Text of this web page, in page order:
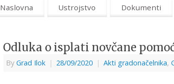
Naslovna Ustrojstvo Dokumenti
Odluka o isplati novčane
By Grad Ilok | 28/09/2020 | Akti gradonačelnika,